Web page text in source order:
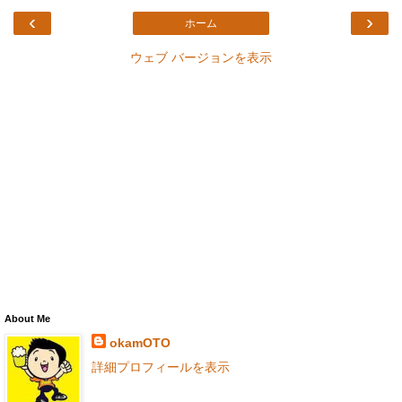
‹ ›
ホーム
ウェブ バージョンを表示
About Me
okamOTO
詳細プロフィールを表示